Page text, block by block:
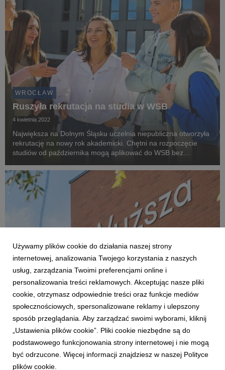
WROCŁAW
Ruszyła rekrutacja na studia w WSB
4 kwietnia 2022
Największa na Dolnym Śląsku uczelnia niepubliczna otworzyła
rekrutację na nowy rok akademicki. Chętni na rozpoczęcie
studiów od października mogą aplikować do WSB bez
studia online i hybrydowe.
WROCŁAW
Uczelnia rozwija współpracę z branżą
prawniczą, skorzystają studenci prawa
25 marca 2022
Do grona partnerów biznesowych wrocławskiej Wyższej Szkoły
Bankowej dołączyła Okręgowa Izba Radców Prawnych we
Wrocławiu. To kolejny krok uczelni w rozwijaniu prawniczych
Używamy plików cookie do działania naszej strony
internetowej, analizowania Twojego korzystania z naszych
usług, zarządzania Twoimi preferencjami online i
personalizowania treści reklamowych. Akceptując nasze pliki
cookie, otrzymasz odpowiednie treści oraz funkcje mediów
społecznościowych, spersonalizowane reklamy i ulepszony
sposób przeglądania. Aby zarządzać swoimi wyborami, kliknij
„Ustawienia plików cookie”. Pliki cookie niezbędne są do
podstawowego funkcjonowania strony internetowej i nie mogą
być odrzucone. Więcej informacji znajdziesz w naszej Polityce
plików cookie.